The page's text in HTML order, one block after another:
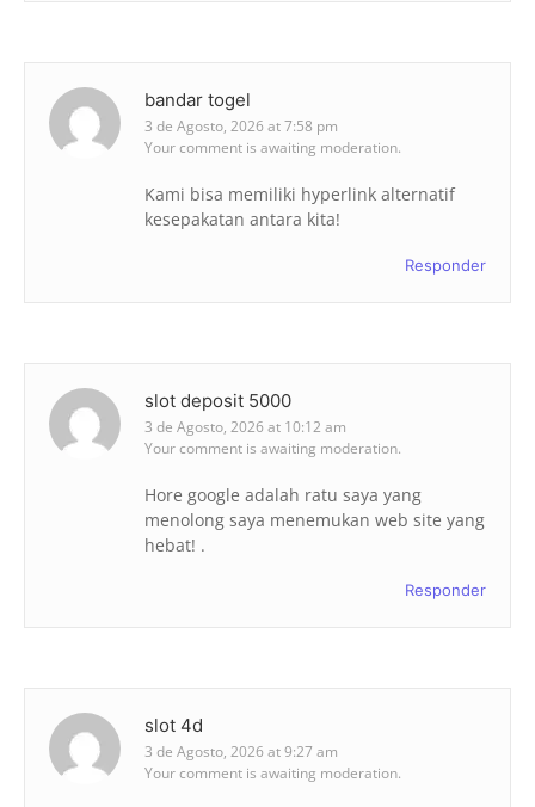
bandar togel
3 de Agosto, 2026 at 7:58 pm
Your comment is awaiting moderation.
Kami bisa memiliki hyperlink alternatif
kesepakatan antara kita!
Responder
slot deposit 5000
3 de Agosto, 2026 at 10:12 am
Your comment is awaiting moderation.
Hore google adalah ratu saya yang
menolong saya menemukan web site yang
hebat! .
Responder
slot 4d
3 de Agosto, 2026 at 9:27 am
Your comment is awaiting moderation.